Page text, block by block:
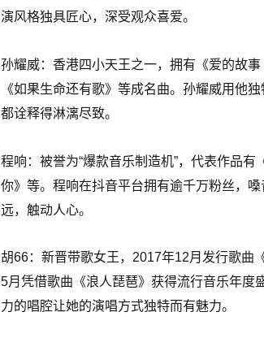
演风格独具匠心，深受观众喜爱。
孙耀威：香港四小天王之一，拥有《爱的故
《如果生命还有歌》等成名曲。孙耀威用他
都诠释得淋漓尽致。
程响：被誉为“爆款音乐制造机”，代表作品
你》等。程响在抖音平台拥有逾千万粉丝，
远，触动人心。
胡66：新晋带歌女王，2017年12月发行歌曲
5月凭借歌曲《浪人琵琶》获得流行音乐年度
力的唱腔让她的演唱方式独特而有魅力。